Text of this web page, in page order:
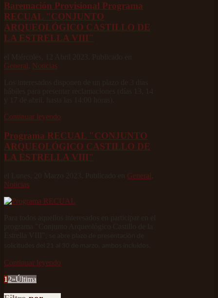
Baremación Provisional Programa
RECUAL "CONJUNTO
ARQUEOLÓGICO CASTILLO DE
LA ESTRELLA VIII"
General Noticias
Continuar leyendo
Programa RECUAL "CONJUNTO
ARQUEOLÓGICO CASTILLO DE
LA ESTRELLA VIII"
General
Noticias
Continuar leyendo
12»Última